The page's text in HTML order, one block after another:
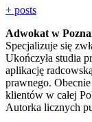
+ posts
Adwokat w
Specjalizuje się
Ukończyła studia
aplikację
prawnego.
klientów w całej
Autorka licznych